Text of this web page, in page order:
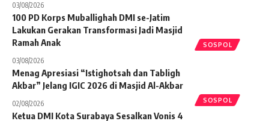
03/08/2026
SOSPOL
100 PD Korps Muballighah DMI se-Jatim
Lakukan Gerakan Transformasi Jadi Masjid
Ramah Anak
03/08/2026
SOSPOL
Menag Apresiasi “Istighotsah dan Tabligh
Akbar” Jelang IGIC 2026 di Masjid Al-Akbar
02/08/2026
Ketua DMI Kota Surabaya Sesalkan Vonis 4